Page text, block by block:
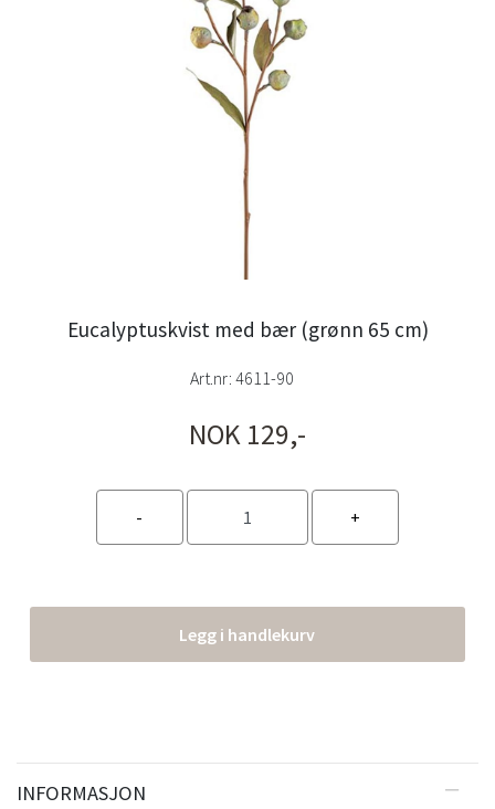
Eucalyptuskvist med bær (grønn 65 cm)
Art.nr: 4611-90
NOK 129,-
Legg i handlekurv
INFORMASJON